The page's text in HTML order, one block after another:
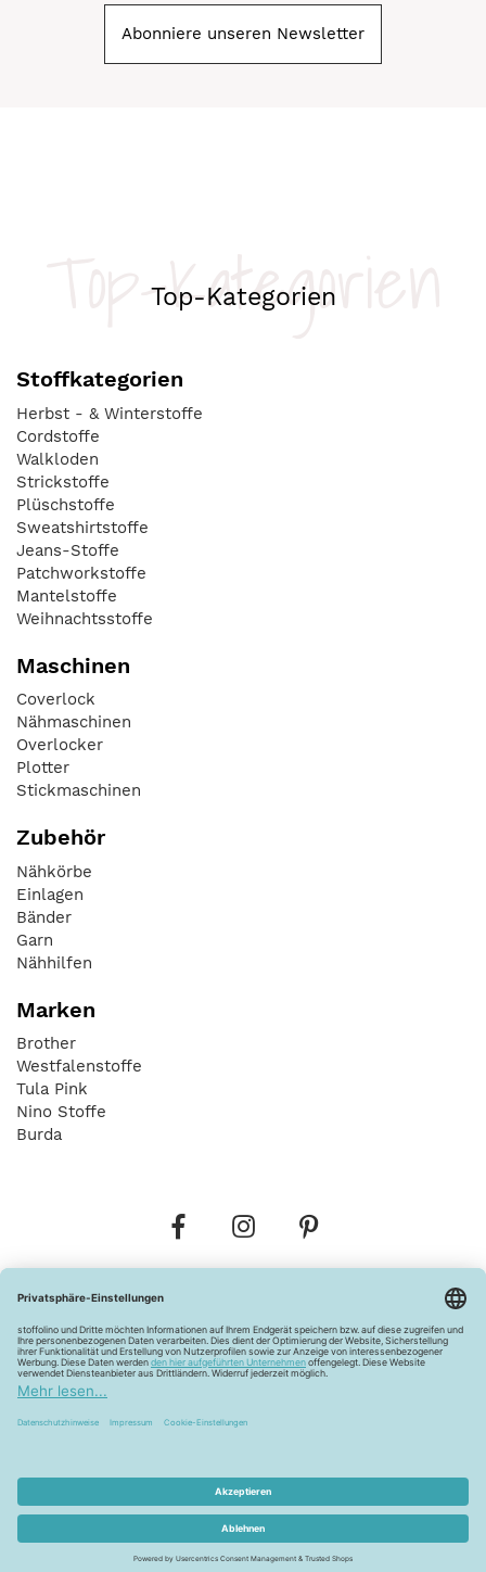
Abonniere unseren Newsletter
Top-Kategorien
Top-Kategorien
Stoffkategorien
Herbst - & Winterstoffe
Cordstoffe
Walkloden
Strickstoffe
Plüschstoffe
Sweatshirtstoffe
Jeans-Stoffe
Patchworkstoffe
Mantelstoffe
Weihnachtsstoffe
Maschinen
Coverlock
Nähmaschinen
Overlocker
Plotter
Stickmaschinen
Zubehör
Nähkörbe
Einlagen
Bänder
Garn
Nähhilfen
Marken
Brother
Westfalenstoffe
Tula Pink
Nino Stoffe
Burda
Widerrufsbelehrung Vertrag widerrufen
Barrierefreiheitserklärung
Pflegehinweise